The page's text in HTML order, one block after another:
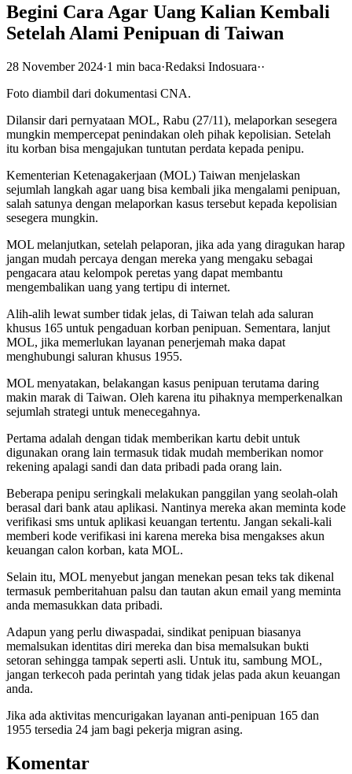
Begini Cara Agar Uang Kalian Kembali
Setelah Alami Penipuan di Taiwan
28 November 2024·1 min baca·Redaksi Indosuara··
Foto diambil dari dokumentasi CNA.
Dilansir dari pernyataan MOL, Rabu (27/11), melaporkan sesegera
mungkin mempercepat penindakan oleh pihak kepolisian. Setelah
itu korban bisa mengajukan tuntutan perdata kepada penipu.
Kementerian Ketenagakerjaan (MOL) Taiwan menjelaskan
sejumlah langkah agar uang bisa kembali jika mengalami penipuan,
salah satunya dengan melaporkan kasus tersebut kepada kepolisian
sesegera mungkin.
MOL melanjutkan, setelah pelaporan, jika ada yang diragukan harap
jangan mudah percaya dengan mereka yang mengaku sebagai
pengacara atau kelompok peretas yang dapat membantu
mengembalikan uang yang tertipu di internet.
Alih-alih lewat sumber tidak jelas, di Taiwan telah ada saluran
khusus 165 untuk pengaduan korban penipuan. Sementara, lanjut
MOL, jika memerlukan layanan penerjemah maka dapat
menghubungi saluran khusus 1955.
MOL menyatakan, belakangan kasus penipuan terutama daring
makin marak di Taiwan. Oleh karena itu pihaknya memperkenalkan
sejumlah strategi untuk menecegahnya.
Pertama adalah dengan tidak memberikan kartu debit untuk
digunakan orang lain termasuk tidak mudah memberikan nomor
rekening apalagi sandi dan data pribadi pada orang lain.
Beberapa penipu seringkali melakukan panggilan yang seolah-olah
berasal dari bank atau aplikasi. Nantinya mereka akan meminta kode
verifikasi sms untuk aplikasi keuangan tertentu. Jangan sekali-kali
memberi kode verifikasi ini karena mereka bisa mengakses akun
keuangan calon korban, kata MOL.
Selain itu, MOL menyebut jangan menekan pesan teks tak dikenal
termasuk pemberitahuan palsu dan tautan akun email yang meminta
anda memasukkan data pribadi.
Adapun yang perlu diwaspadai, sindikat penipuan biasanya
memalsukan identitas diri mereka dan bisa memalsukan bukti
setoran sehingga tampak seperti asli. Untuk itu, sambung MOL,
jangan terkecoh pada perintah yang tidak jelas pada akun keuangan
anda.
Jika ada aktivitas mencurigakan layanan anti-penipuan 165 dan
1955 tersedia 24 jam bagi pekerja migran asing.
Komentar